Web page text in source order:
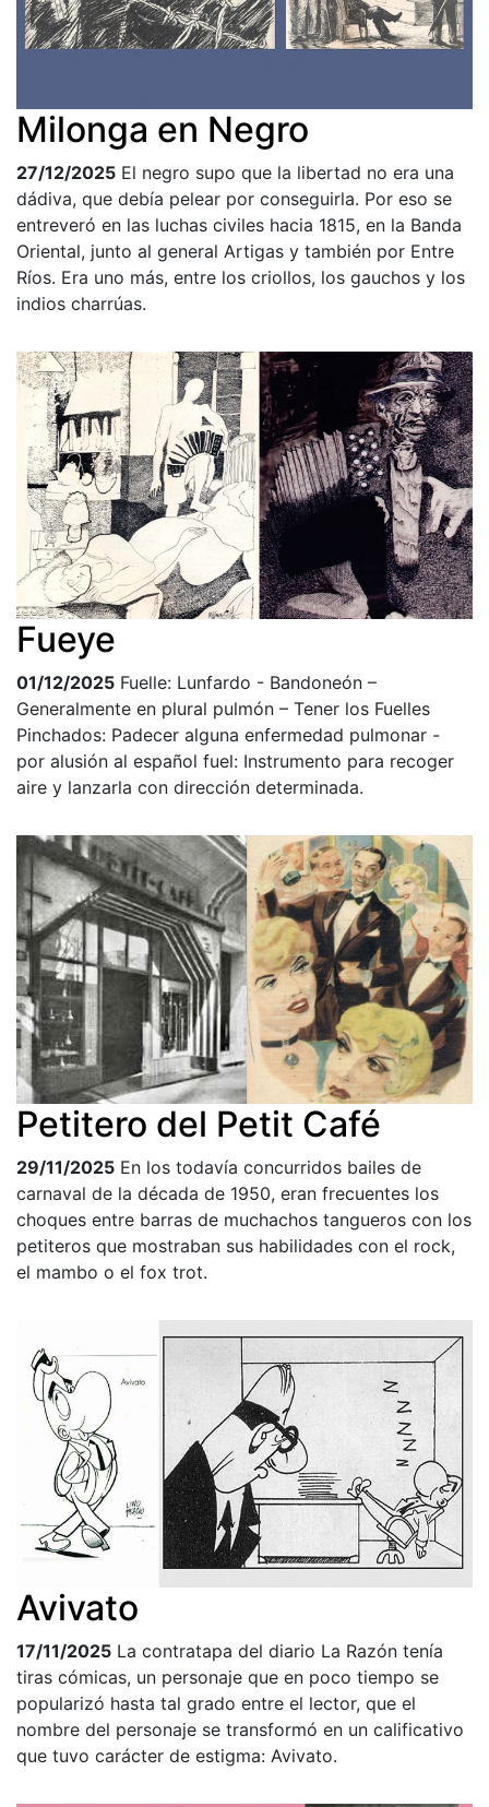
Milonga en Negro
27/12/2025 El negro supo que la libertad no era una
dádiva, que debía pelear por conseguirla. Por eso se
entreveró en las luchas civiles hacia 1815, en la Banda
Oriental, junto al general Artigas y también por Entre
Ríos. Era uno más, entre los criollos, los gauchos y los
indios charrúas.
Fueye
01/12/2025 Fuelle: Lunfardo - Bandoneón –
Generalmente en plural pulmón – Tener los Fuelles
Pinchados: Padecer alguna enfermedad pulmonar -
por alusión al español fuel: Instrumento para recoger
aire y lanzarla con dirección determinada.
Petitero del Petit Café
29/11/2025 En los todavía concurridos bailes de
carnaval de la década de 1950, eran frecuentes los
choques entre barras de muchachos tangueros con los
petiteros que mostraban sus habilidades con el rock,
el mambo o el fox trot.
Avivato
17/11/2025 La contratapa del diario La Razón tenía
tiras cómicas, un personaje que en poco tiempo se
popularizó hasta tal grado entre el lector, que el
nombre del personaje se transformó en un calificativo
que tuvo carácter de estigma: Avivato.